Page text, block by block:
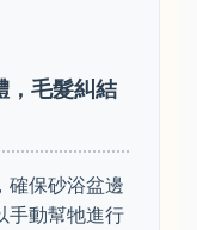
，毛髮糾結
確保砂浴盆邊
手動幫牠進行